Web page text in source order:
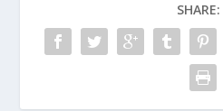
SHARE: